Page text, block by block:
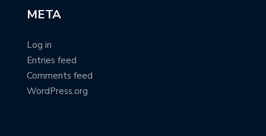
META
Log in
Entries feed
Comments feed
WordPress.org